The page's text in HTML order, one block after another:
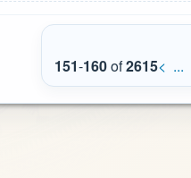
151-160of2615< ...